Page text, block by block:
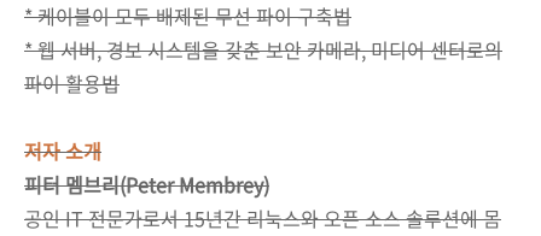
* 케이블이 모두 배제된 무선 파이 구축법
* 웹 서버, 경보 시스템을 갖춘 보안 카메라, 미디어 센터로의
파이 활용법
저자 소개
피터 멤브리(Peter Membrey)
공인 IT 전문가로서 15년간 리눅스와 오픈 소스 솔루션에 몸